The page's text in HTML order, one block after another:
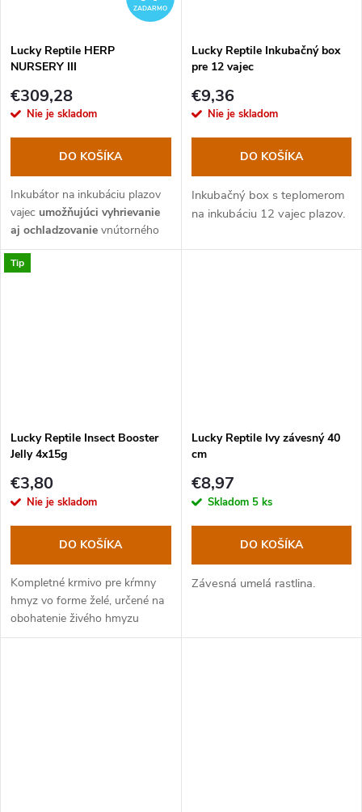
ZADARMO
Lucky Reptile HERP
NURSERY III
€309,28
Nie je skladom
DO KOŠÍKA
Inkubátor na inkubáciu plazov
vajec umožňujúci vyhrievanie
aj ochladzovanie vnútorného
priestoru. Možnosť využitia aj
na zimovanie.
Lucky Reptile Inkubačný box
pre 12 vajec
€9,36
Nie je skladom
DO KOŠÍKA
Inkubačný box s teplomerom
na inkubáciu 12 vajec plazov.
Tip
Lucky Reptile Insect Booster
Jelly 4x15g
€3,80
Nie je skladom
DO KOŠÍKA
Kompletné krmivo pre kŕmny
hmyz vo forme želé, určené na
obohatenie živého hmyzu
všetkými dôležitými látkami a
Lucky Reptile Ivy závesný 40
cm
€8,97
Skladom 5 ks
DO KOŠÍKA
Závesná umelá rastlina.